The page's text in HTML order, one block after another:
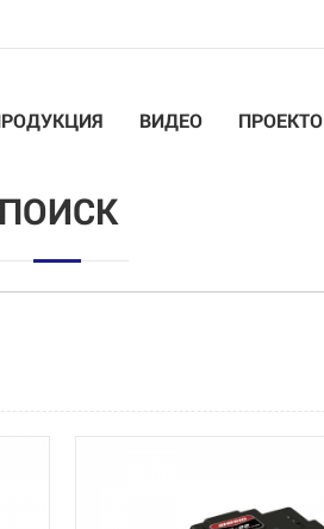
ВИДЕО
ПОИСК